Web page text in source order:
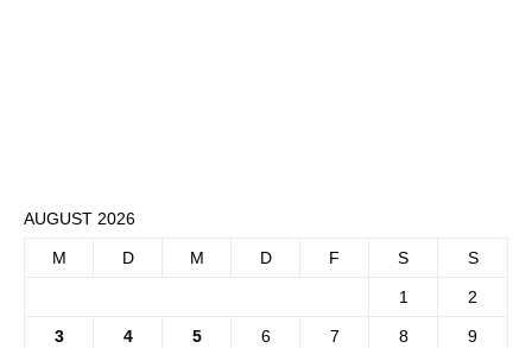
AUGUST 2026
M D M D F S S
1 2
3 4 5 6 7 8 9